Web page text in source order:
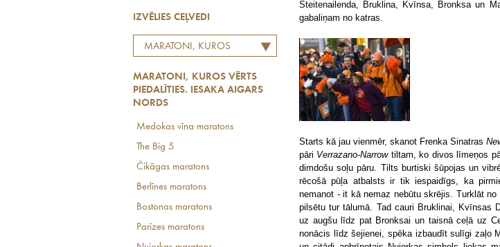
IZVĒLIES CEĻVEDI
MARATONI, KUROS
AIGARS NORDS
MARATONI, KUROS VĒRTS
PIEDALĪTIES. IESAKA AIGARS
NORDS
Medokas vīna maratons
The Big 5
Čikāgas maratons
Berlīnes maratons
Bostonas maratons
Parīzes maratons
Steitenailenda, Bruklina, Kvīnsa, Bronksa un
gabaliņam no katras.
Starts kā jau vienmēr, skanot Frenka Sinatras
pāri Verrazano-Narrowtiltam, ko divos līmeņos
dimdošu soļu pāru. Tilts burtiski šūpojas un
rēcošā pūļa atbalsts ir tik iespaidīgs, ka
nemanot - it kā nemaz nebūtu skrējis. Turklāt
pilsētu tur tālumā. Tad cauri Bruklinai, Kvīnsas
uz augšu līdz pat Bronksai un taisnā ceļā uz
nonācis līdz šejienei, spēka izbaudīt sulīgi zaļo